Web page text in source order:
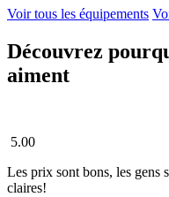
Voir tous les équipements
Découvrez
aiment
5.00
Les prix sont bons, les gens
claires!